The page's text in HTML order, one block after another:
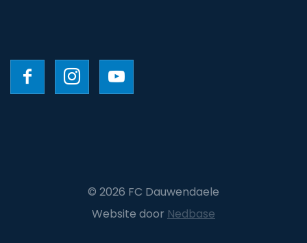
© 2026 FC Dauwendaele
Website door Nedbase